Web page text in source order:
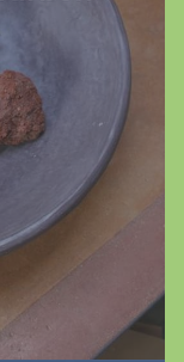
eine
ein in die
– eine
Handwerk